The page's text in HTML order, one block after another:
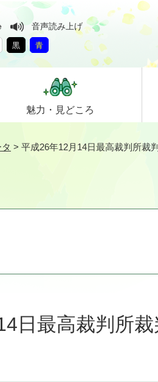
音声読み上げ
黒 青
魅力・ 見どころ
> 平成26年12月14日最高裁判所裁
日最高裁判所